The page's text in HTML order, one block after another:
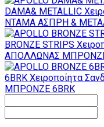
DAMA& METALLIC
ΝΤΑΜΑ ΑΣΠΡΗ &
BRONZE STRIPS
ΑΠΟΛΛΩΝΑΣ ΜΠΡΟΝΖΕ
6BRK Χειροποίητα
ΜΠΡΟΝΖΕ 6BRK